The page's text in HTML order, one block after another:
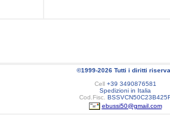
©1999-2026 Tutti i diritti
Cell+39 3490876581
Spedizioni in Italia
Cod.Fisc.
ebussi50@gmail.com